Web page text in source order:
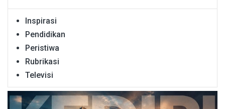
Inspirasi
Pendidikan
Peristiwa
Rubrikasi
Televisi